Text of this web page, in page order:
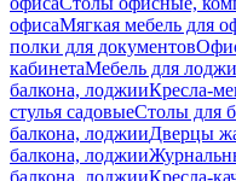
офисаМягкая мебель для
полки для документов
кабинетаМебель для
балкона, лоджииКресла-
стулья садовыеСтолы для
балкона, лоджииДверцы
балкона, лоджии
балкона, лоджииКресла-